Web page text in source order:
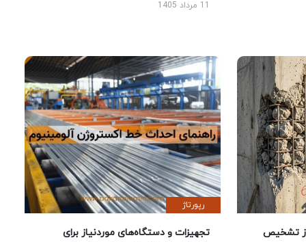
تشخیص
رپورتاژ
تجهیزات و دستگاه‌های موردنیاز برای